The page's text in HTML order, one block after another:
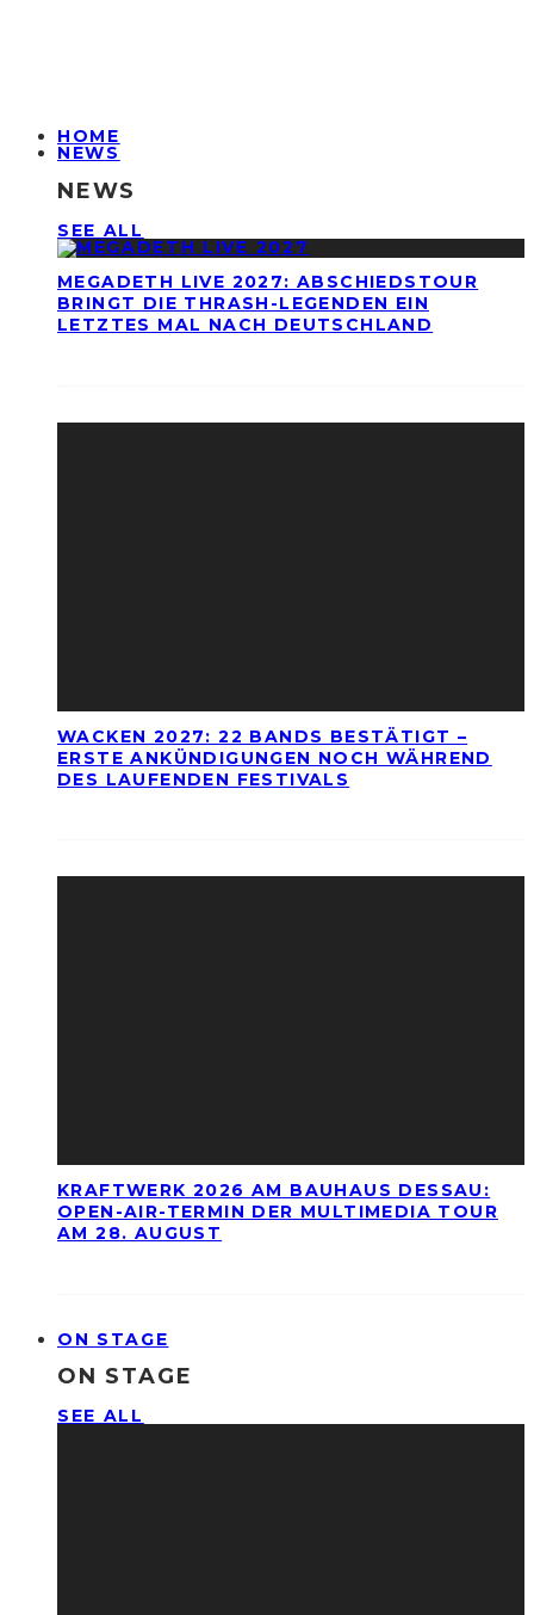
HOME
NEWS
NEWS
SEE ALL
MEGADETH LIVE 2027: ABSCHIEDSTOUR
BRINGT DIE THRASH-LEGENDEN EIN
LETZTES MAL NACH DEUTSCHLAND
WACKEN 2027: 22 BANDS BESTÄTIGT –
ERSTE ANKÜNDIGUNGEN NOCH WÄHREND
DES LAUFENDEN FESTIVALS
KRAFTWERK 2026 AM BAUHAUS DESSAU:
OPEN-AIR-TERMIN DER MULTIMEDIA TOUR
AM 28. AUGUST
ON STAGE
ON STAGE
SEE ALL